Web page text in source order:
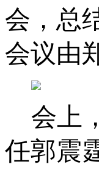
会，总
会议由
会上
任郭震